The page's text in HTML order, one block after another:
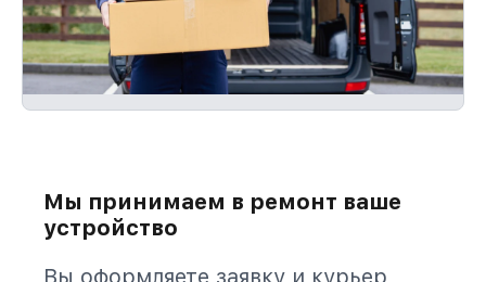
Мы принимаем в ремонт ваше
устройство
Вы оформляете заявку и курьер